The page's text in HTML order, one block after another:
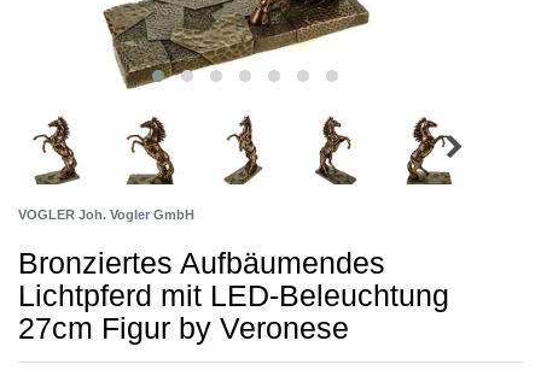
VOGLER Joh. Vogler GmbH
Bronziertes Aufbäumendes
Lichtpferd mit LED-Beleuchtung
27cm Figur by Veronese